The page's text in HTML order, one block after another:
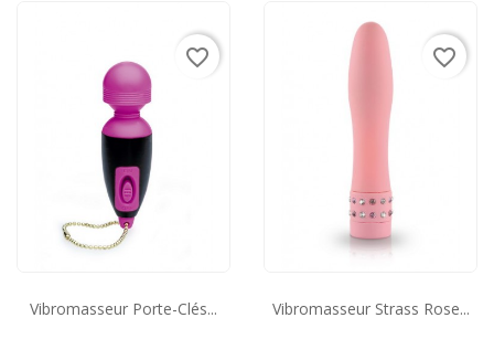
Vibromasseur Porte-Clés...
favorite_border
Vibromasseur Strass Rose...
favorite_border